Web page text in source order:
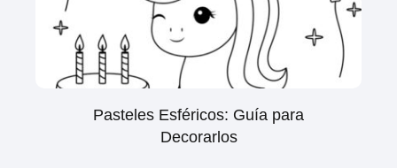
Pasteles Esféricos: Guía para
Decorarlos